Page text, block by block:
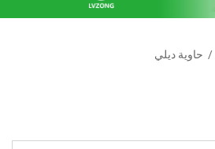
/ حاوية ديلي